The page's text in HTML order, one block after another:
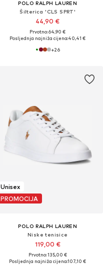
POLO RALPH LAUREN
Šilterica 'CLS SPRT'
44,90 €
Prvotno: 64,90 €
Posljednja najniža cijena:40,41 €
+26
Unisex
PROMOCIJA
POLO RALPH LAUREN
Niske tenisice
119,00 €
Prvotno: 135,00 €
Posljednja najniža cijena:107,10 €